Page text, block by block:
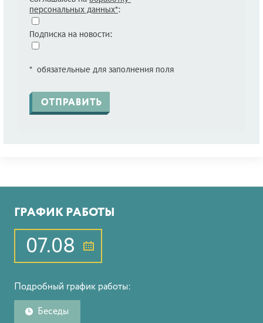
персональных данных*:
Подписка на новости:
* обязательные для заполнения поля
ГРАФИК РАБОТЫ
07.08
Подробный график работы:
Беседы